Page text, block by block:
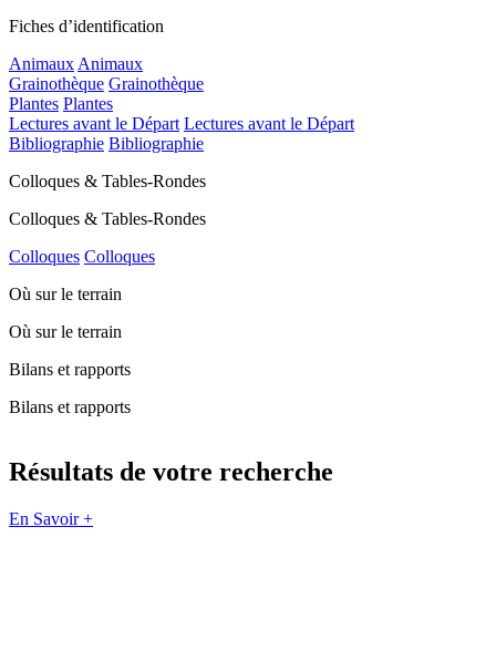
Fiches d’identification
AnimauxAnimaux
Grainothèque Grainothèque
Plantes Plantes
Lectures avant le Départ Lectures avant le Départ
Bibliographie Bibliographie
Colloques & Tables-Rondes
Colloques & Tables-Rondes
Colloques Colloques
Où sur le terrain
Où sur le terrain
Bilans et rapports
Bilans et rapports
Résultats de votre recherche
En Savoir +